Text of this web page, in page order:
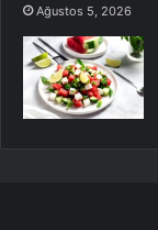
Ağustos 5, 2026